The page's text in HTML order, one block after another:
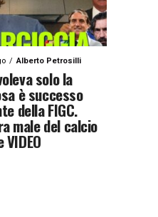
Alberto Petrosilli
solo la
è successo
della FIGC.
male del calcio